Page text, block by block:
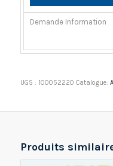
UGS : 100052220 Catalogue:
Produits